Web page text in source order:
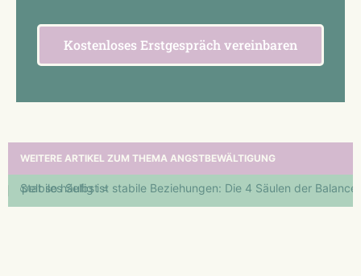
Kostenloses Erstgespräch vereinbaren
WEITERE ARTIKEL ZUM THEMA ANGSTBEWÄLTIGUNG
so häufig ist
Stabiles Selbst = stabile Beziehungen: Die 4 Säulen der Balance